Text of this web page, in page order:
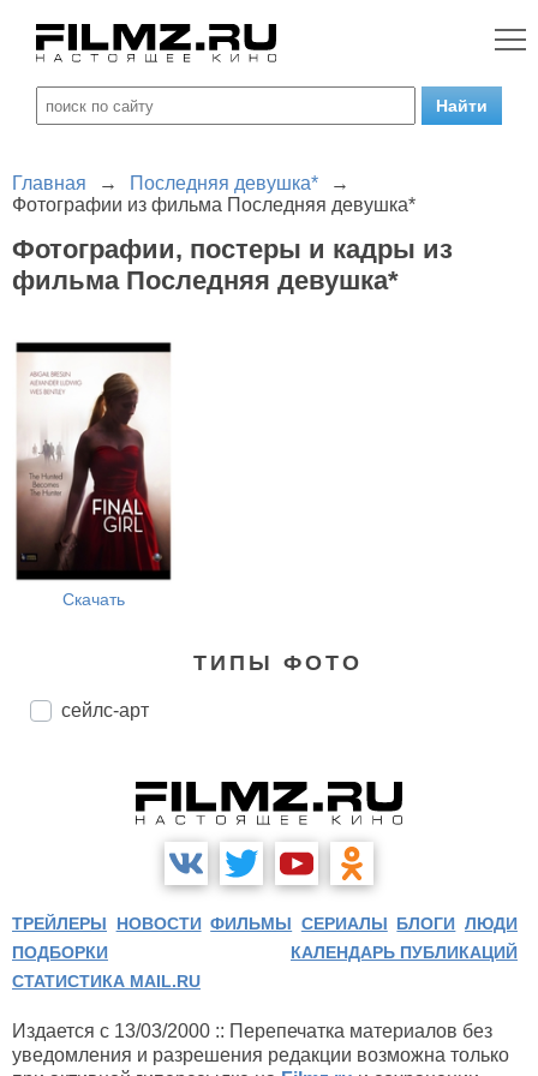
Главная → Последняя девушка*
→
Фотографии из фильма Последняя девушка*
Фотографии, постеры и кадры из
фильма Последняя девушка*
Скачать
ТИПЫ ФОТО
сейлс-арт
ТРЕЙЛЕРЫ НОВОСТИ ФИЛЬМЫ СЕРИАЛЫ БЛОГИ ЛЮДИ
ПОДБОРКИ
КАЛЕНДАРЬ ПУБЛИКАЦИЙ
СТАТИСТИКА MAIL.RU
Издается с 13/03/2000 :: Перепечатка материалов без
уведомления и разрешения редакции возможна только